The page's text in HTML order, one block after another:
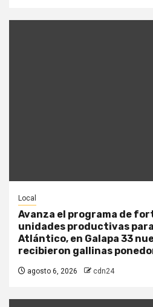
Local
Avanza el programa de
unidades productivas
Atlántico, en Galapa 33
recibieron gallinas
agosto 6, 2026 cdn24